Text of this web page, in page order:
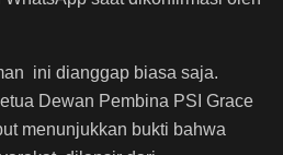
ini dianggap biasa saja.
Dewan Pembina PSI Grace
menunjukkan bukti bahwa